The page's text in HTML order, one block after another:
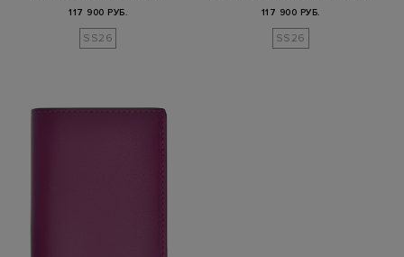
117 900 РУБ.
SS26
117 900 РУБ.
SS26